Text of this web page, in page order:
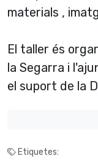
materials ,
El taller és
la Segarra i
el suport de la
Etiquetes: